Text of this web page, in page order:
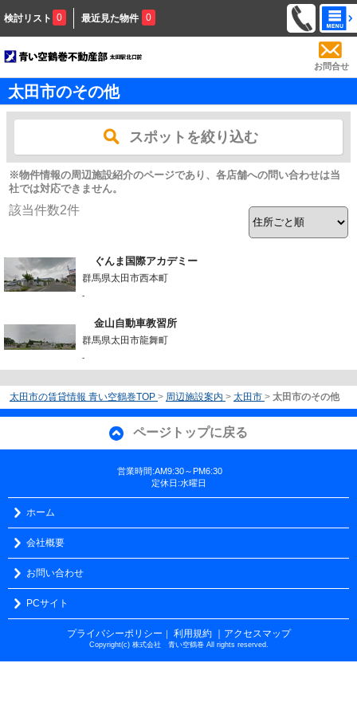
検討リスト 0 最近見た物件 0
お問合せ
太田市のその他
スポットを絞り込む
※物件情報の周辺施設紹介のページであり、各店舗への問い合わせは当
社では対応できません。
該当件数2件
ぐんま国際アカデミー
群馬県太田市西本町
-
金山自動車教習所
群馬県太田市龍舞町
-
太田市の賃貸情報 青い空鶴巻TOP > 周辺施設案内 > 太田市 > 太田市のその他
ページトップに戻る
営業時間:AM9:30～PM6:30
定休日:水曜日
ホーム
会社概要
お問い合わせ
PCサイト
プライバシーポリシー ｜ 利用規約 ｜アクセスマップ
Copyright(c) 株式会社 青い空鶴巻 All rights reserved.